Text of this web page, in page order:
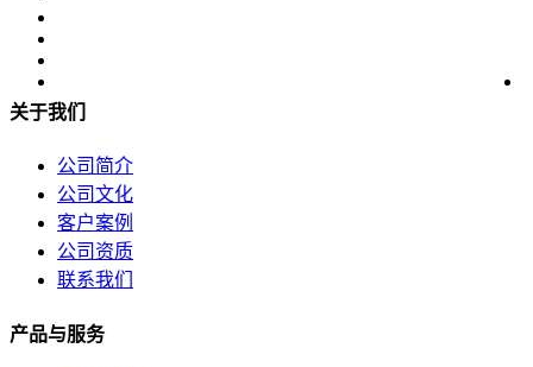
关于我们
公司简介
公司文化
客户案例
公司资质
联系我们
产品与服务